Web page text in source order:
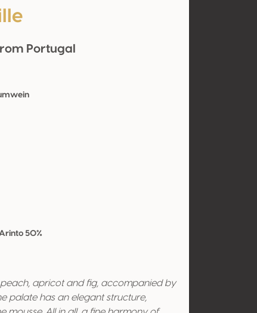
Portugal
50%
apricot and fig, accompanied by
palate has an elegant structure,